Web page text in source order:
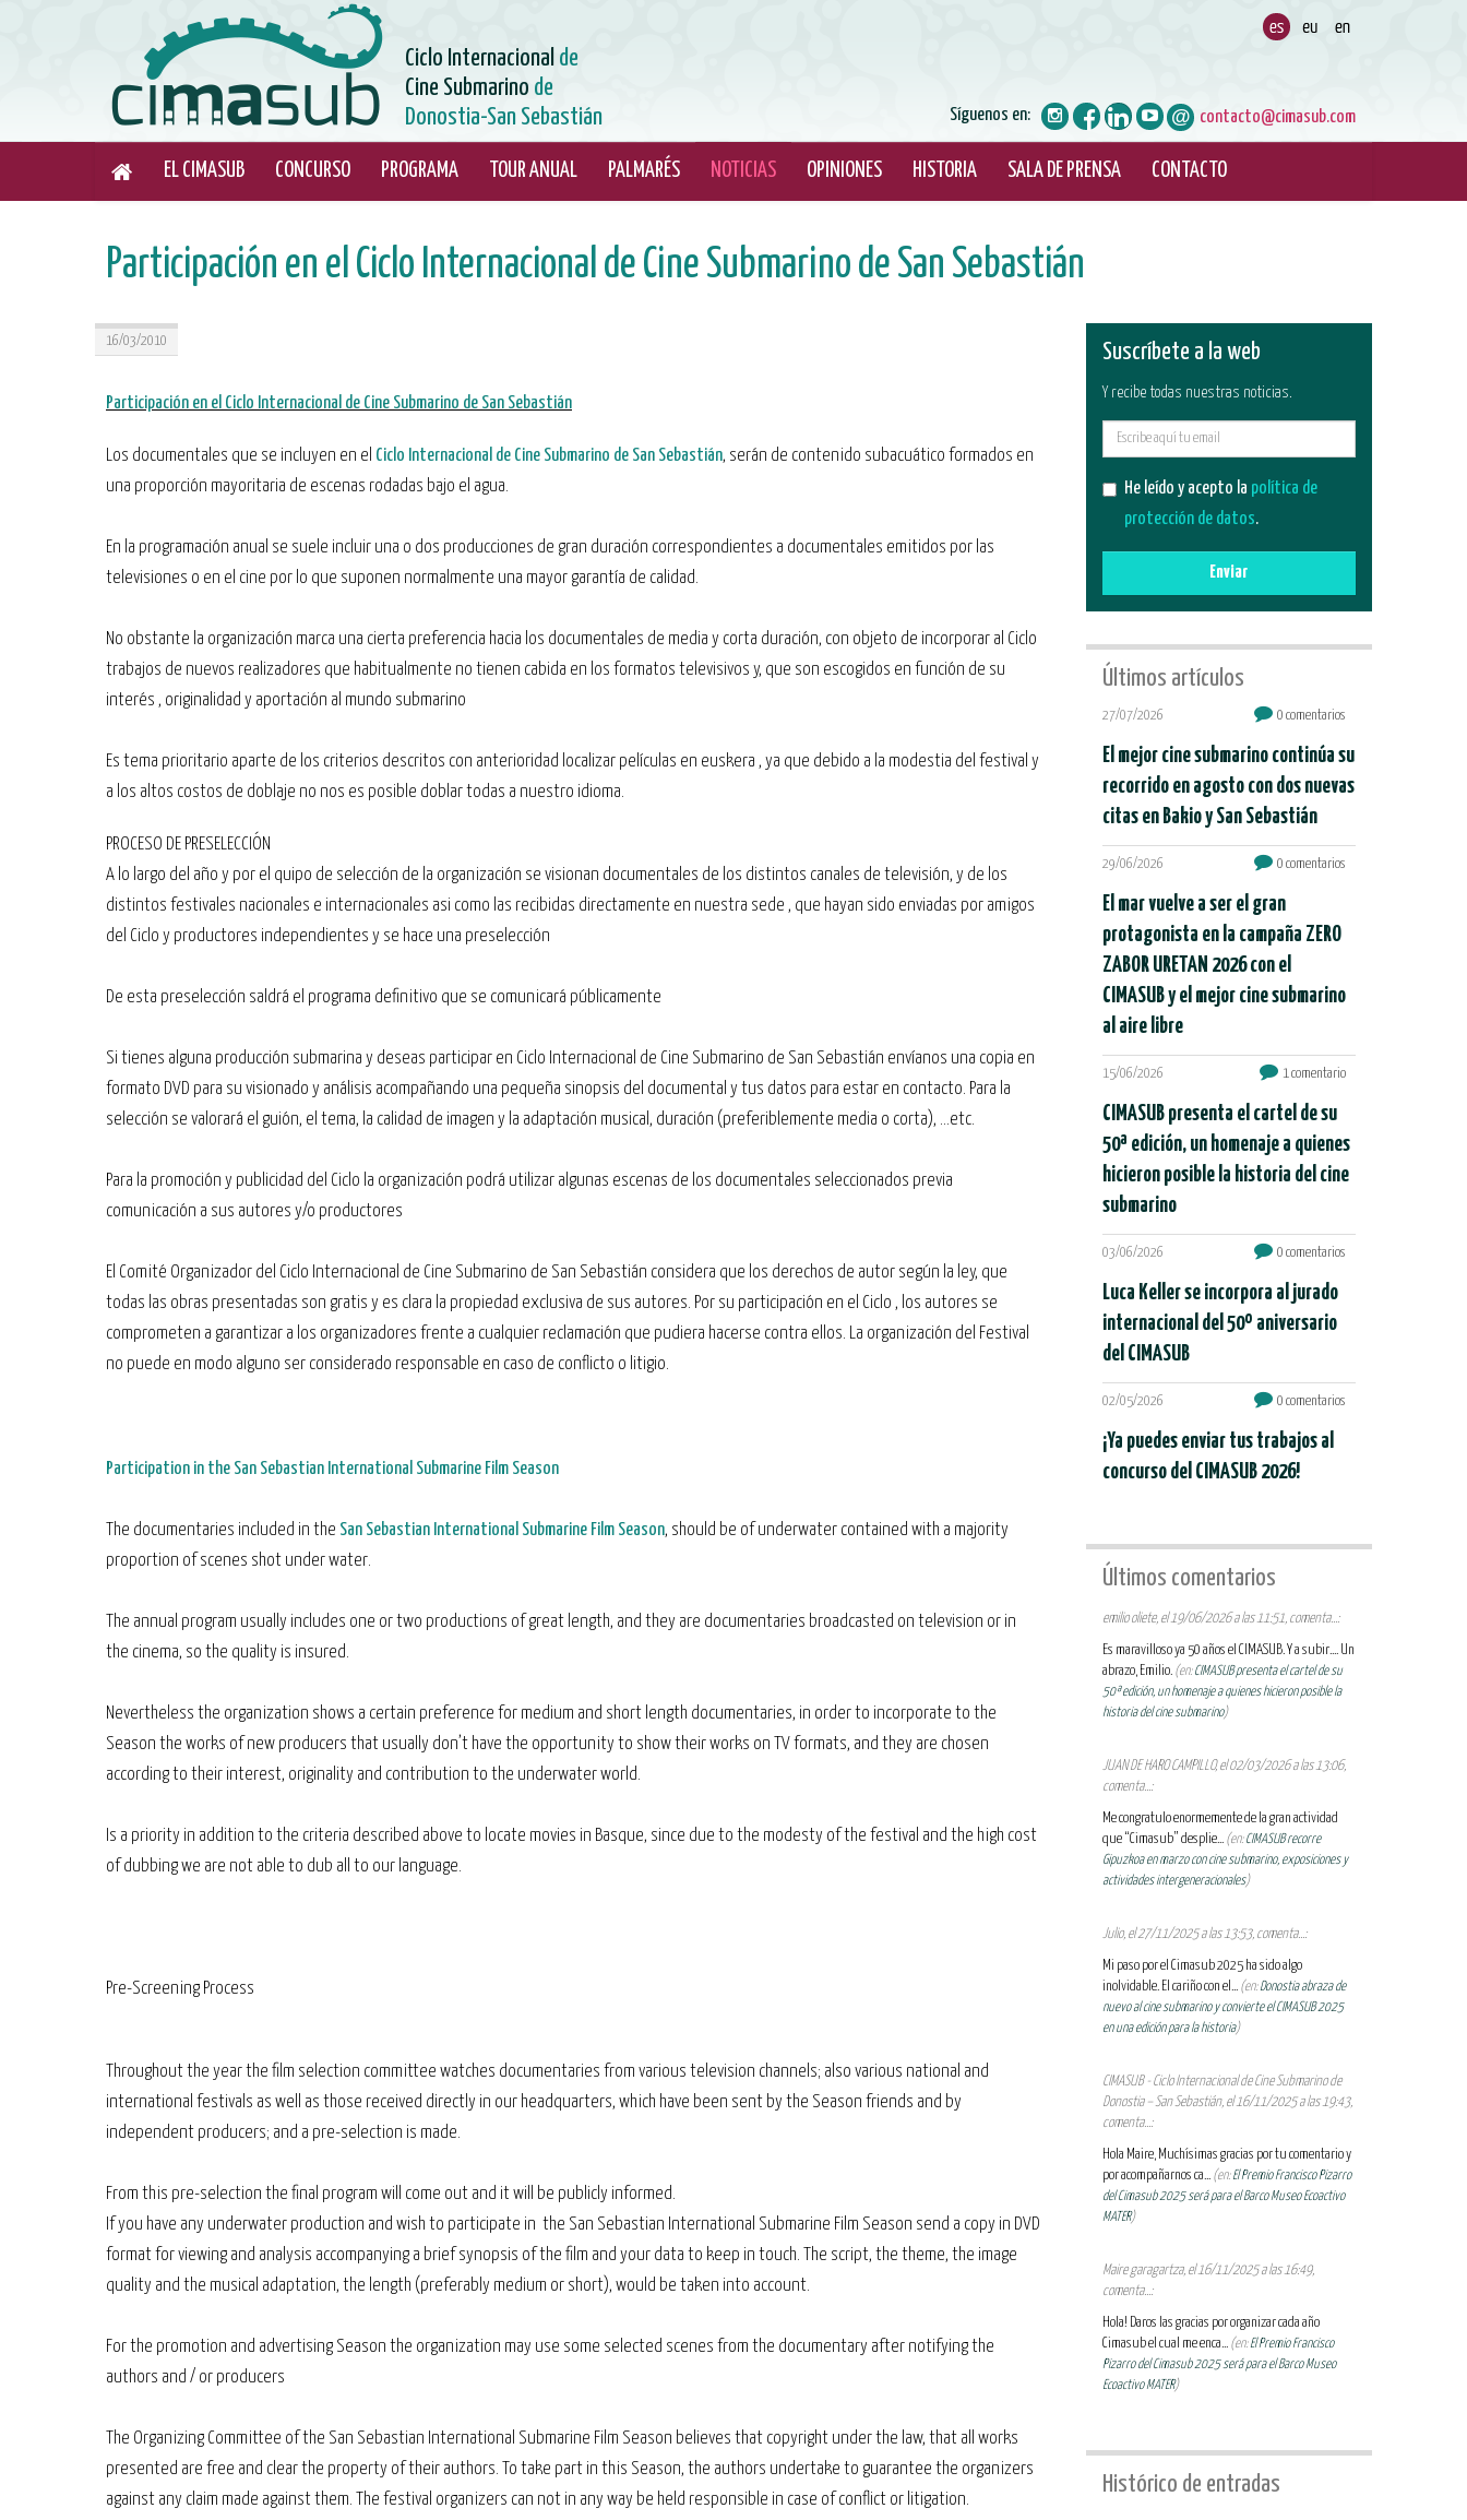
Ciclo Internacional de
Cine Submarino de
Donostia-San Sebastián
contacto@cimasub.com
Síguenos en:
EL CIMASUB CONCURSO PROGRAMA TOUR ANUAL PALMARÉS NOTICIAS OPINIONES HISTORIA SALA DE PRENSA CONTACTO
Participación en el Ciclo Internacional de Cine Submarino de San Sebastián
16/03/2010
Participación en el Ciclo Internacional de Cine Submarino de San Sebastián
Los documentales que se incluyen en el Ciclo Internacional de Cine Submarino de San Sebastián, serán de contenido subacuático formados en
una proporción mayoritaria de escenas rodadas bajo el agua.
En la programación anual se suele incluir una o dos producciones de gran duración correspondientes a documentales emitidos por las
televisiones o en el cine por lo que suponen normalmente una mayor garantía de calidad.
No obstante la organización marca una cierta preferencia hacia los documentales de media y corta duración, con objeto de incorporar al Ciclo
trabajos de nuevos realizadores que habitualmente no tienen cabida en los formatos televisivos y, que son escogidos en función de su
interés , originalidad y aportación al mundo submarino
Es tema prioritario aparte de los criterios descritos con anterioridad localizar películas en euskera , ya que debido a la modestia del festival y
a los altos costos de doblaje no nos es posible doblar todas a nuestro idioma.
PROCESO DE PRESELECCIÓN
A lo largo del año y por el quipo de selección de la organización se visionan documentales de los distintos canales de televisión, y de los
distintos festivales nacionales e internacionales asi como las recibidas directamente en nuestra sede , que hayan sido enviadas por amigos
del Ciclo y productores independientes y se hace una preselección
De esta preselección saldrá el programa definitivo que se comunicará públicamente
Si tienes alguna producción submarina y deseas participar en Ciclo Internacional de Cine Submarino de San Sebastián envíanos una copia en
formato DVD para su visionado y análisis acompañando una pequeña sinopsis del documental y tus datos para estar en contacto. Para la
selección se valorará el guión, el tema, la calidad de imagen y la adaptación musical, duración (preferiblemente media o corta), …etc.
Para la promoción y publicidad del Ciclo la organización podrá utilizar algunas escenas de los documentales seleccionados previa
comunicación a sus autores y/o productores
El Comité Organizador del Ciclo Internacional de Cine Submarino de San Sebastián considera que los derechos de autor según la ley, que
todas las obras presentadas son gratis y es clara la propiedad exclusiva de sus autores. Por su participación en el Ciclo , los autores se
comprometen a garantizar a los organizadores frente a cualquier reclamación que pudiera hacerse contra ellos. La organización del Festival
no puede en modo alguno ser considerado responsable en caso de conflicto o litigio.
Participation in the San Sebastian International Submarine Film Season
The documentaries included in the San Sebastian International Submarine Film Season, should be of underwater contained with a majority
proportion of scenes shot under water.
The annual program usually includes one or two productions of great length, and they are documentaries broadcasted on television or in
the cinema, so the quality is insured.
Nevertheless the organization shows a certain preference for medium and short length documentaries, in order to incorporate to the
Season the works of new producers that usually don’t have the opportunity to show their works on TV formats, and they are chosen
according to their interest, originality and contribution to the underwater world.
Is a priority in addition to the criteria described above to locate movies in Basque, since due to the modesty of the festival and the high cost
of dubbing we are not able to dub all to our language.
Pre-Screening Process
Throughout the year the film selection committee watches documentaries from various television channels; also various national and
international festivals as well as those received directly in our headquarters, which have been sent by the Season friends and by
independent producers; and a pre-selection is made.
From this pre-selection the final program will come out and it will be publicly informed.
If you have any underwater production and wish to participate in the San Sebastian International Submarine Film Season send a copy in DVD
format for viewing and analysis accompanying a brief synopsis of the film and your data to keep in touch. The script, the theme, the image
quality and the musical adaptation, the length (preferably medium or short), would be taken into account.
For the promotion and advertising Season the organization may use some selected scenes from the documentary after notifying the
authors and / or producers
The Organizing Committee of the San Sebastian International Submarine Film Season believes that copyright under the law, that all works
presented are free and clear the property of their authors. To take part in this Season, the authors undertake to guarantee the organizers
against any claim made against them. The festival organizers can not in any way be held responsible in case of conflict or litigation.
Suscríbete a la web
Y recibe todas nuestras noticias.
He leído y acepto la política de
protección de datos.
Enviar
Últimos artículos
27/07/2026 0 comentarios
El mejor cine submarino continúa su
recorrido en agosto con dos nuevas
citas en Bakio y San Sebastián
29/06/2026 0 comentarios
El mar vuelve a ser el gran
protagonista en la campaña ZERO
ZABOR URETAN 2026 con el
CIMASUB y el mejor cine submarino
al aire libre
15/06/2026 1 comentario
CIMASUB presenta el cartel de su
50ª edición, un homenaje a quienes
hicieron posible la historia del cine
submarino
03/06/2026 0 comentarios
Luca Keller se incorpora al jurado
internacional del 50º aniversario
del CIMASUB
02/05/2026 0 comentarios
¡Ya puedes enviar tus trabajos al
concurso del CIMASUB 2026!
Últimos comentarios
emilio oliete, el 19/06/2026 a las 11:51, comenta...:
Es maravilloso ya 50 años el CIMASUB. Y a subir.... Un
abrazo, Emilio. (en:CIMASUB presenta el cartel de su
50ª edición, un homenaje a quienes hicieron posible la
historia del cine submarino)
JUAN DE HARO CAMPILLO, el 02/03/2026 a las 13:06,
comenta...:
Me congratulo enormemente de la gran actividad
que “Cimasub” desplie... (en:CIMASUB recorre
Gipuzkoa en marzo con cine submarino, exposiciones y
actividades intergeneracionales)
Julio, el 27/11/2025 a las 13:53, comenta...:
Mi paso por el Cimasub 2025 ha sido algo
inolvidable. El cariño con el... (en:Donostia abraza de
nuevo al cine submarino y convierte el CIMASUB 2025
en una edición para la historia)
CIMASUB - Ciclo Internacional de Cine Submarino de
Donostia – San Sebastián, el 16/11/2025 a las 19:43,
comenta...:
Hola Maire, Muchísimas gracias por tu comentario y
por acompañarnos ca... (en:El Premio Francisco Pizarro
del Cimasub 2025 será para el Barco Museo Ecoactivo
MATER)
Maire garagartza, el 16/11/2025 a las 16:49,
comenta...:
Hola! Daros las gracias por organizar cada año
Cimasub el cual me enca... (en:El Premio Francisco
Pizarro del Cimasub 2025 será para el Barco Museo
Ecoactivo MATER)
Histórico de entradas